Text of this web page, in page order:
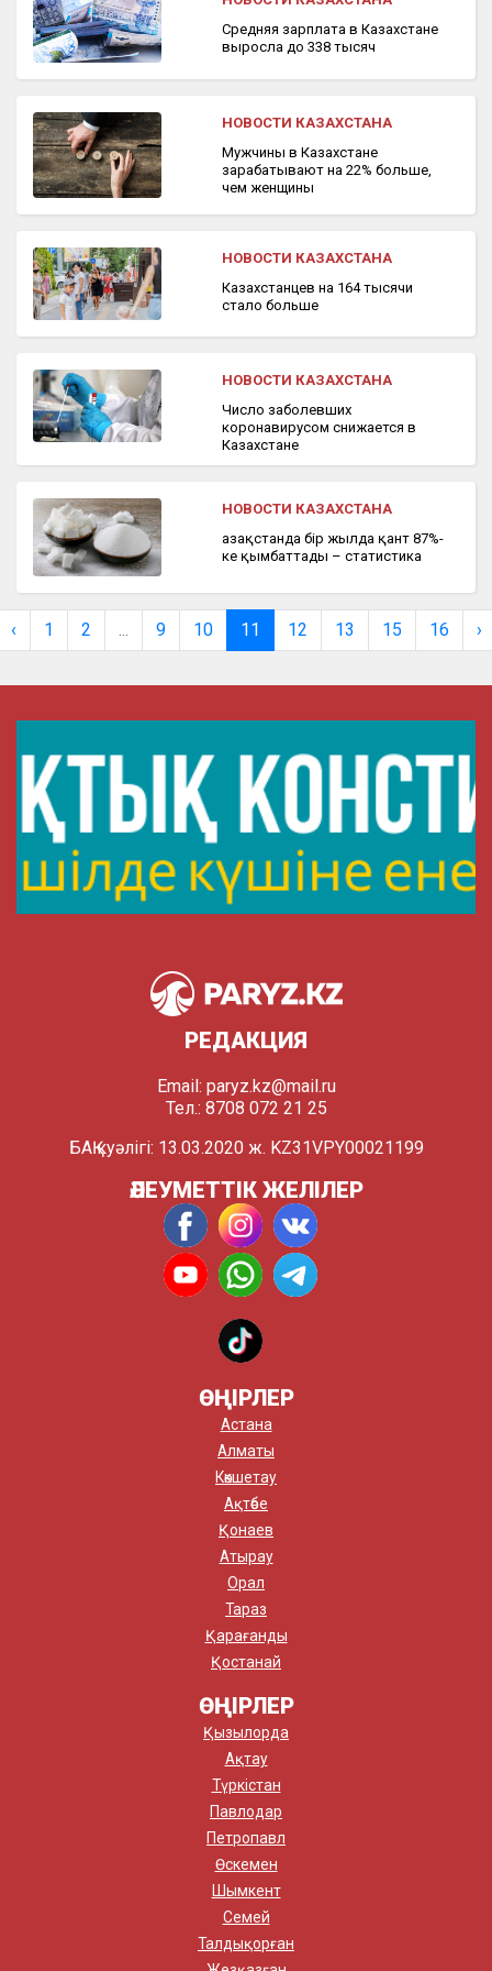
Средняя зарплата в Казахстане
выросла до 338 тысяч
НОВОСТИ КАЗАХСТАНА
Мужчины в Казахстане
зарабатывают на 22% больше,
чем женщины
НОВОСТИ КАЗАХСТАНА
Казахстанцев на 164 тысячи
стало больше
НОВОСТИ КАЗАХСТАНА
Число заболевших
коронавирусом снижается в
Казахстане
НОВОСТИ КАЗАХСТАНА
Қазақстанда бір жылда қант 87%-
ке қымбаттады – статистика
‹ 1 2 ... 9 10 11 12 13 15 16 ›
РЕДАКЦИЯ
Email: paryz.kz@mail.ru
Тел.: 8708 072 21 25
БАҚ куәлігі: 13.03.2020 ж. KZ31VPY00021199
ӘЛЕУМЕТТІК ЖЕЛІЛЕР
ӨҢІРЛЕР
Астана
Алматы
Көкшетау
Ақтөбе
Қонаев
Атырау
Орал
Тараз
Қарағанды
Қостанай
ӨҢІРЛЕР
Қызылорда
Ақтау
Түркістан
Павлодар
Петропавл
Өскемен
Шымкент
Семей
Талдықорған